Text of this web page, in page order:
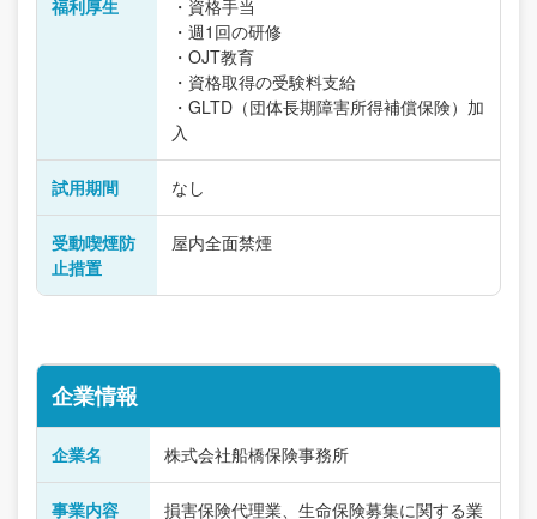
福利厚生
・資格手当
・週1回の研修
・OJT教育
・資格取得の受験料支給
・GLTD（団体長期障害所得補償保険）加
入
試用期間 なし
受動喫煙防
止措置
屋内全面禁煙
企業情報
企業名 株式会社船橋保険事務所
事業内容
損害保険代理業、生命保険募集に関する業